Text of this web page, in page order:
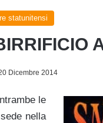
statunitensi
Dicembre 2014
le
nella